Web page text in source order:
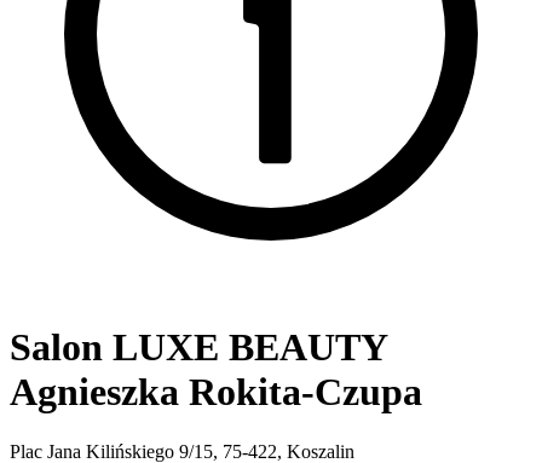
Salon LUXE BEAUTY
Agnieszka Rokita-Czupa
Plac Jana Kilińskiego 9/15, 75-422, Koszalin